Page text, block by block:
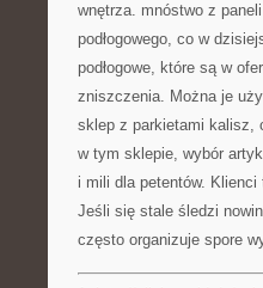
wnętrza. mnóstwo z
podłogowego, co w
podłogowe, które są w
zniszczenia. Można je
sklep z parkietami kalisz,
w tym sklepie, wybór
i mili dla petentów.
Jeśli się stale śledzi
często organizuje spore